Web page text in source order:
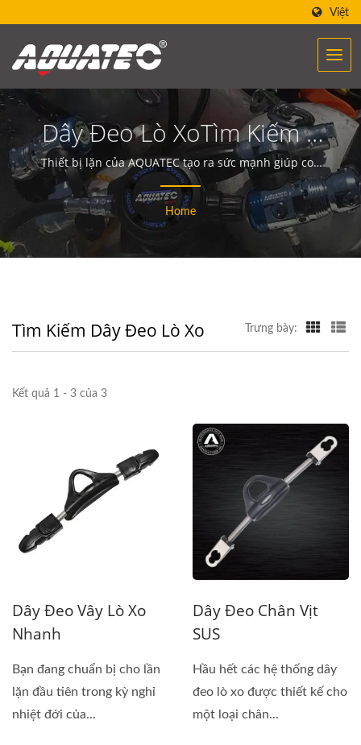
Việt
Dây Đeo Lò XoTìm Kiếm |
Hơn 40 Năm Nhà Sản Xuất
Thiết Bị & Dụng Cụ Lặn |
SCUBA AQUATEC
Thiết bị lặn của AQUATEC tạo ra sức mạnh giúp con
người tiếp cận và giao tiếp với đại dương.
Home
Tìm Kiếm Dây Đeo Lò Xo Trưng bày:
Kết quả 1 - 3 của 3
Dây Đeo Vây Lò Xo
Nhanh
Bạn đang chuẩn bị cho lần
lặn đầu tiên trong kỳ nghỉ
nhiệt đới của...
Dây Đeo Chân Vịt
SUS
Hầu hết các hệ thống dây
đeo lò xo được thiết kế cho
một loại chân...